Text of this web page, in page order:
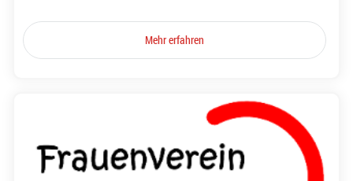
Mehr erfahren